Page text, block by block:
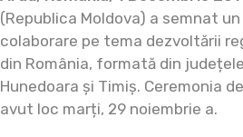
(Republica Moldova) a semnat
colaborare pe tema dezvoltării
din România, formată din
Hunedoara și Timiș. Ceremonia
avut loc marți, 29 noiembrie a.